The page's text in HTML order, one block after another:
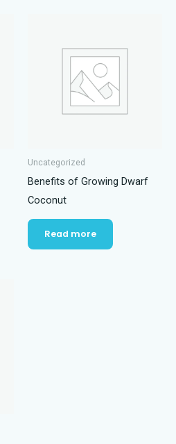
Uncategorized
Benefits of Growing Dwarf
Coconut
Read more